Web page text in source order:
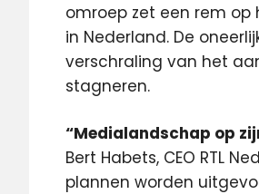
omroep zet een rem
in Nederland. De
verschraling van het
stagneren.
“Medialandschap op
Bert Habets, CEO RTL
plannen worden